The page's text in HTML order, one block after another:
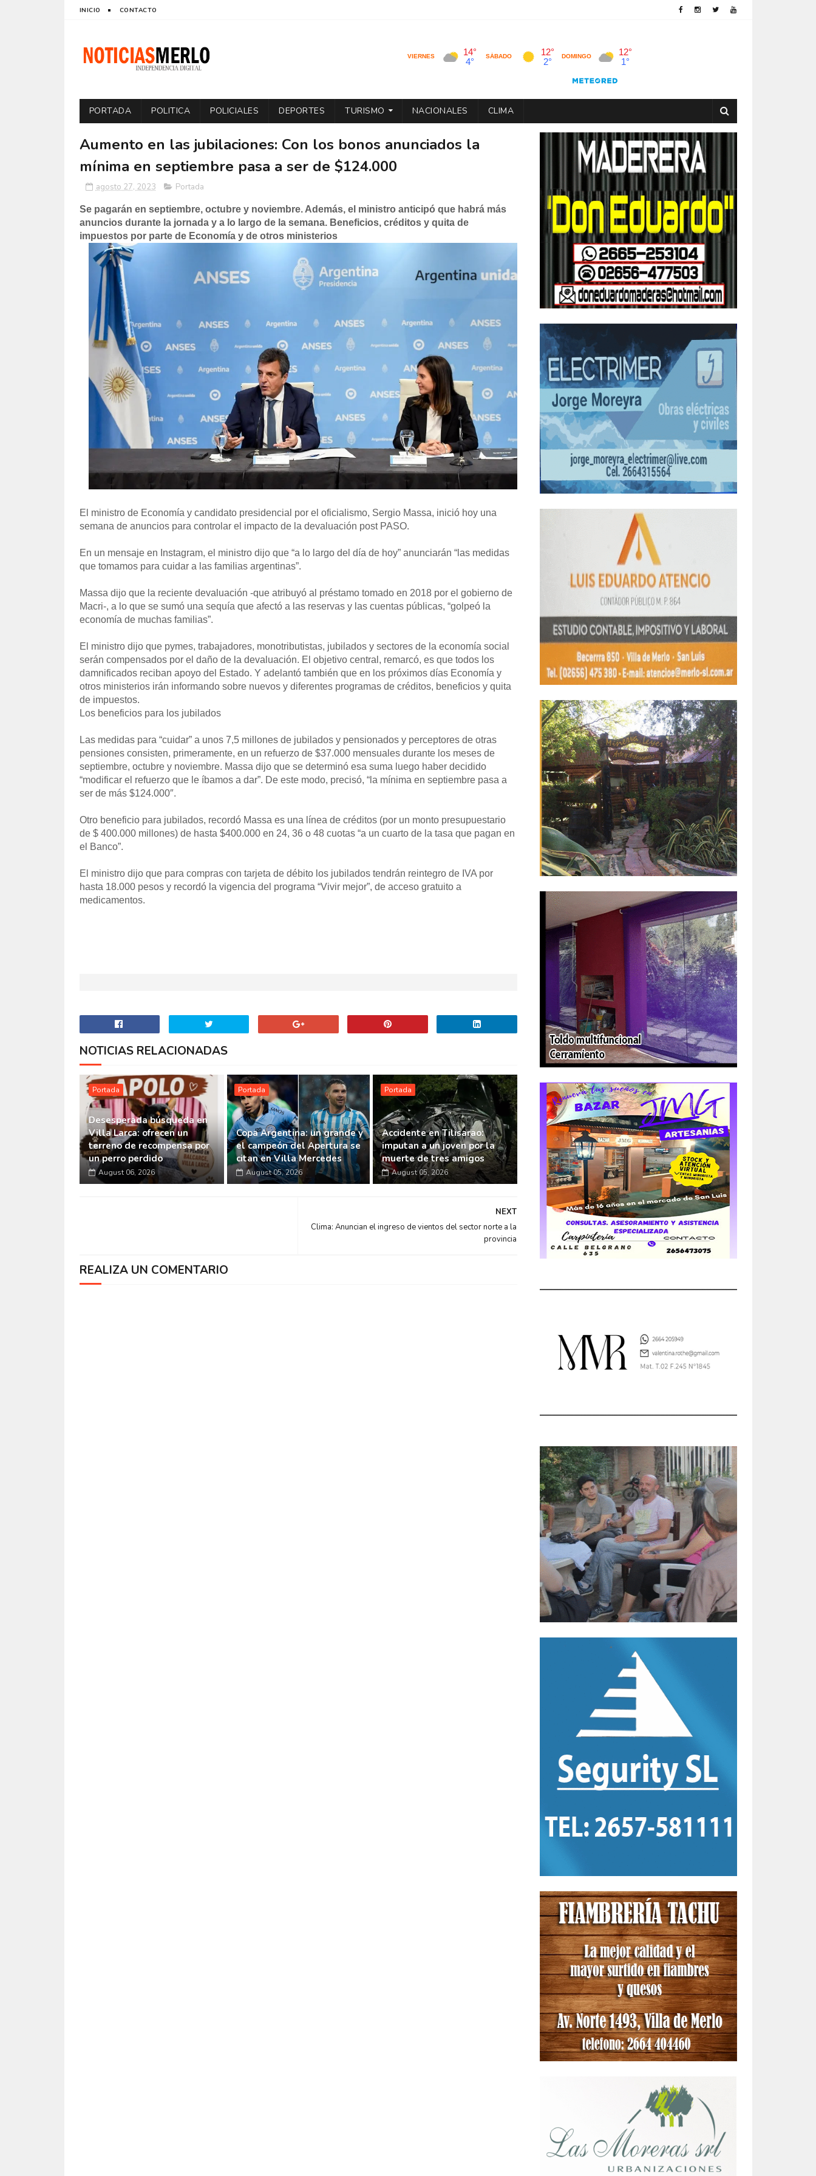
INICIO CONTACTO
PORTADA POLITICA POLICIALES DEPORTES TURISMO NACIONALES CLIMA
Aumento en las jubilaciones: Con los bonos anunciados la
mínima en septiembre pasa a ser de $124.000
agosto 27, 2023 Portada
Se pagarán en septiembre, octubre y noviembre. Además, el ministro anticipó que habrá más
anuncios durante la jornada y a lo largo de la semana. Beneficios, créditos y quita de
impuestos por parte de Economía y de otros ministerios
El ministro de Economía y candidato presidencial por el oficialismo, Sergio Massa, inició hoy una
semana de anuncios para controlar el impacto de la devaluación post PASO.
En un mensaje en Instagram, el ministro dijo que “a lo largo del día de hoy” anunciarán “las medidas
que tomamos para cuidar a las familias argentinas”.
Massa dijo que la reciente devaluación -que atribuyó al préstamo tomado en 2018 por el gobierno de
Macri-, a lo que se sumó una sequía que afectó a las reservas y las cuentas públicas, “golpeó la
economía de muchas familias”.
El ministro dijo que pymes, trabajadores, monotributistas, jubilados y sectores de la economía social
serán compensados por el daño de la devaluación. El objetivo central, remarcó, es que todos los
damnificados reciban apoyo del Estado. Y adelantó también que en los próximos días Economía y
otros ministerios irán informando sobre nuevos y diferentes programas de créditos, beneficios y quita
de impuestos.
Los beneficios para los jubilados
Las medidas para “cuidar” a unos 7,5 millones de jubilados y pensionados y perceptores de otras
pensiones consisten, primeramente, en un refuerzo de $37.000 mensuales durante los meses de
septiembre, octubre y noviembre. Massa dijo que se determinó esa suma luego haber decidido
“modificar el refuerzo que le íbamos a dar”. De este modo, precisó, “la mínima en septiembre pasa a
ser de más $124.000″.
Otro beneficio para jubilados, recordó Massa es una línea de créditos (por un monto presupuestario
de $ 400.000 millones) de hasta $400.000 en 24, 36 o 48 cuotas “a un cuarto de la tasa que pagan en
el Banco”.
El ministro dijo que para compras con tarjeta de débito los jubilados tendrán reintegro de IVA por
hasta 18.000 pesos y recordó la vigencia del programa “Vivir mejor”, de acceso gratuito a
medicamentos.
NOTICIAS RELACIONADAS
Portada
Desesperada búsqueda en
Villa Larca: ofrecen un
terreno de recompensa por
un perro perdido
August 06, 2026
Portada
Copa Argentina: un grande y
el campeón del Apertura se
citan en Villa Mercedes
August 05, 2026
Portada
Accidente en Tilisarao:
imputan a un joven por la
muerte de tres amigos
August 05, 2026
NEXT
Clima: Anuncian el ingreso de vientos del sector norte a la
provincia
REALIZA UN COMENTARIO